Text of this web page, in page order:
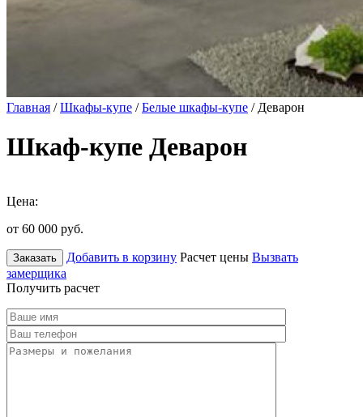
Главная /Шкафы-купе /Белые шкафы-купе / Деварон
Шкаф-купе Деварон
Цена:
от 60 000 руб.
Заказать Добавить в корзину Расчет цены Вызвать
замерщика
Получить расчет